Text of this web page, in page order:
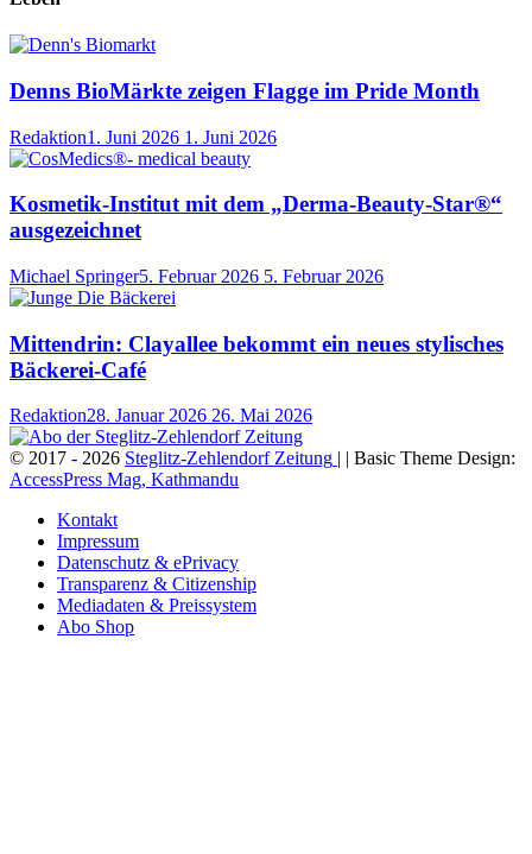
Denns BioMärkte zeigen Flagge im Pride Month
Redaktion1. Juni 2026 1. Juni 2026
Kosmetik-Institut mit dem „Derma-Beauty-Star®“
ausgezeichnet
Michael Springer5. Februar 2026 5. Februar 2026
Mittendrin: Clayallee bekommt ein neues stylisches
Bäckerei-Café
Redaktion28. Januar 2026 26. Mai 2026
© 2017 - 2026 Steglitz-Zehlendorf Zeitung | | Basic Theme Design:
AccessPress Mag, Kathmandu
Kontakt
Impressum
Datenschutz & ePrivacy
Transparenz & Citizenship
Mediadaten & Preissystem
Abo Shop